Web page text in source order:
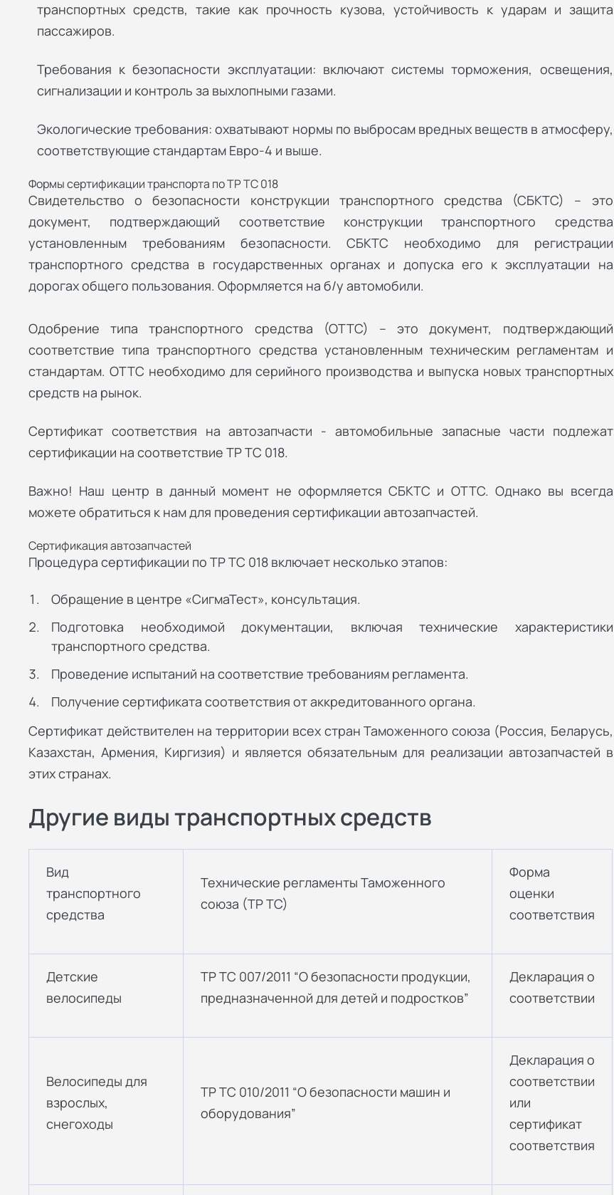
транспортных средств, такие как прочность кузова, устойчивость к ударам и защита
пассажиров.
Требования к безопасности эксплуатации: включают системы торможения, освещения,
сигнализации и контроль за выхлопными газами.
Экологические требования: охватывают нормы по выбросам вредных веществ в атмосферу,
соответствующие стандартам Евро-4 и выше.
Формы сертификации транспорта по ТР ТС 018
Свидетельство о безопасности конструкции транспортного средства (СБКТС) – это
документ, подтверждающий соответствие конструкции транспортного средства
установленным требованиям безопасности. СБКТС необходимо для регистрации
транспортного средства в государственных органах и допуска его к эксплуатации на
дорогах общего пользования. Оформляется на б/у автомобили.
Одобрение типа транспортного средства (ОТТС) – это документ, подтверждающий
соответствие типа транспортного средства установленным техническим регламентам и
стандартам. ОТТС необходимо для серийного производства и выпуска новых транспортных
средств на рынок.
Сертификат соответствия на автозапчасти - автомобильные запасные части подлежат
сертификации на соответствие ТР ТС 018.
Важно! Наш центр в данный момент не оформляется СБКТС и ОТТС. Однако вы всегда
можете обратиться к нам для проведения сертификации автозапчастей.
Сертификация автозапчастей
Процедура сертификации по ТР ТС 018 включает несколько этапов:
Обращение в центре «СигмаТест», консультация.
Подготовка необходимой документации, включая технические характеристики
транспортного средства.
Проведение испытаний на соответствие требованиям регламента.
Получение сертификата соответствия от аккредитованного органа.
Сертификат действителен на территории всех стран Таможенного союза (Россия, Беларусь,
Казахстан, Армения, Киргизия) и является обязательным для реализации автозапчастей в
этих странах.
Другие виды транспортных средств
Вид
транспортного
средства
Технические регламенты Таможенного
союза (ТР ТС)
Форма
оценки
соответствия
Детские
велосипеды
ТР ТС 007/2011 “О безопасности продукции,
предназначенной для детей и подростков”
Декларация о
соответствии
Велосипеды для
взрослых,
снегоходы
ТР ТС 010/2011 “О безопасности машин и
оборудования”
Декларация о
соответствии
или
сертификат
соответствия